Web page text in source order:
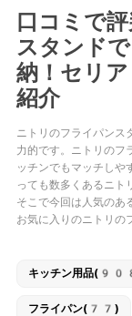
口コミで
スタンド
納！セリ
紹介
ニトリのフライパンス
力的です。ニトリのフ
ッチンでもマッチしや
っても数多くあるニト
そこで今回は人気のあ
お気に入りのニトリの
キッチン用品
フライパン(77)